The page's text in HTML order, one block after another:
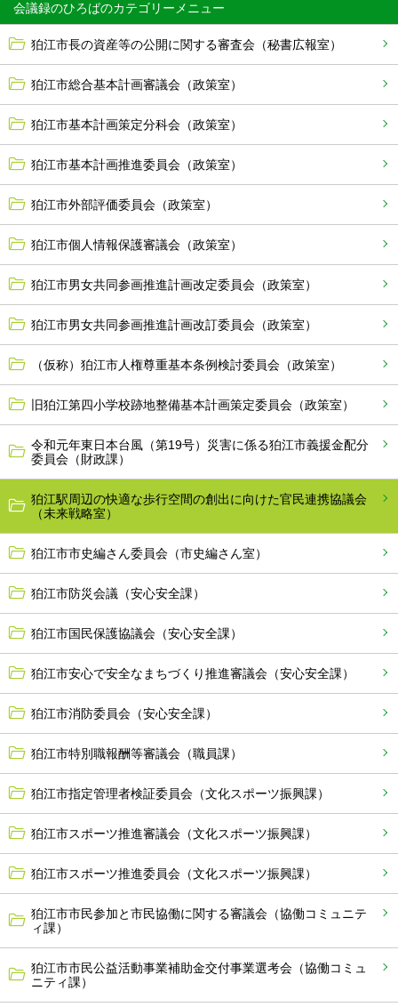
会議録のひろば
狛江市長の資産等の公開に関する審査会（秘書広報室）
狛江市総合基本計画審議会（政策室）
狛江市基本計画策定分科会（政策室）
狛江市基本計画推進委員会（政策室）
狛江市外部評価委員会（政策室）
狛江市個人情報保護審議会（政策室）
狛江市男女共同参画推進計画改定委員会（政策室）
狛江市男女共同参画推進計画改訂委員会（政策室）
（仮称）狛江市人権尊重基本条例検討委員会（政策室）
旧狛江第四小学校跡地整備基本計画策定委員会（政策室）
令和元年東日本台風（第19号）災害に係る狛江市義援金配分
委員会（財政課）
狛江駅周辺の快適な歩行空間の創出に向けた官民連携協議会
（未来戦略室）
狛江市市史編さん委員会（市史編さん室）
狛江市防災会議（安心安全課）
狛江市国民保護協議会（安心安全課）
狛江市安心で安全なまちづくり推進審議会（安心安全課）
狛江市消防委員会（安心安全課）
狛江市特別職報酬等審議会（職員課）
狛江市指定管理者検証委員会（文化スポーツ振興課）
狛江市スポーツ推進審議会（文化スポーツ振興課）
狛江市スポーツ推進委員会（文化スポーツ振興課）
狛江市市民参加と市民協働に関する審議会（協働コミュニテ
ィ課）
狛江市市民公益活動事業補助金交付事業選考会（協働コミュ
ニティ課）